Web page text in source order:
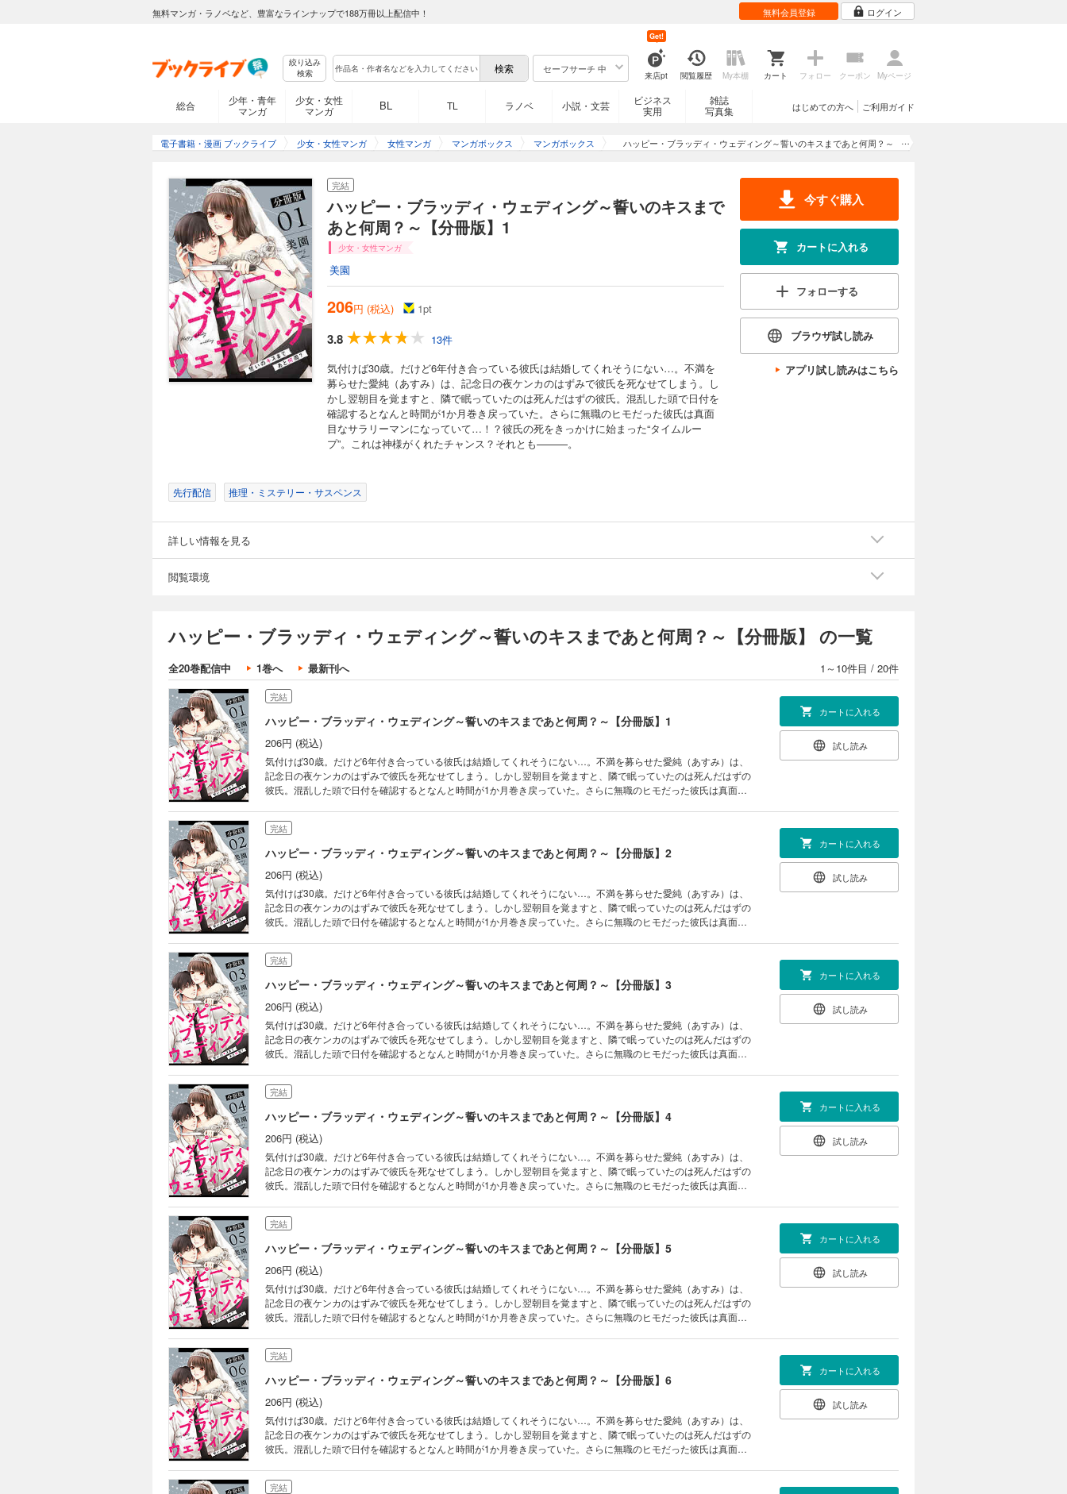
無料マンガ・ラノベなど、豊富なラインナップで188万冊以上配信中！ 無料会員登録 ログイン
絞り込み
検索
セーフサーチ 中
来店pt
Get!
閲覧履歴 My本棚 カート フォロー クーポン Myページ
総合
少年・青年
マンガ
少女・女性
マンガ
BL TL ラノベ 小説・文芸
ビジネス
実用
雑誌
写真集
ご利用ガイド
はじめての方へ
電子書籍・漫画 ブックライブ 少女・女性マンガ 女性マンガ マンガボックス マンガボックス
ハッピー・ブラッディ・ウェディング～誓いのキスまであと何周？～
完結
ハッピー・ブラッディ・ウェディング～誓いのキスまで
あと何周？～【分冊版】1
少女・女性マンガ
美園
206円 (税込) 1pt
3.8
13件
気付けば30歳。だけど6年付き合っている彼氏は結婚してくれそうにない…。不満を
募らせた愛純（あすみ）は、記念日の夜ケンカのはずみで彼氏を死なせてしまう。し
かし翌朝目を覚ますと、隣で眠っていたのは死んだはずの彼氏。混乱した頭で日付を
確認するとなんと時間が1か月巻き戻っていた。さらに無職のヒモだった彼氏は真面
目なサラリーマンになっていて…！？彼氏の死をきっかけに始まった“タイムルー
プ”。これは神様がくれたチャンス？それとも———。
今すぐ購入
カートに入れる
フォローする
ブラウザ試し読み
アプリ試し読みはこちら
先行配信 推理・ミステリー・サスペンス
詳しい情報を見る
閲覧環境
ハッピー・ブラッディ・ウェディング～誓いのキスまであと何周？～【分冊版】 の一覧
全20巻配信中 1巻へ 最新刊へ 1～10件目 / 20件
完結
ハッピー・ブラッディ・ウェディング～誓いのキスまであと何周？～【分冊版】1
206円 (税込)
気付けば30歳。だけど6年付き合っている彼氏は結婚してくれそうにない…。不満を募らせた愛純（あすみ）は、
記念日の夜ケンカのはずみで彼氏を死なせてしまう。しかし翌朝目を覚ますと、隣で眠っていたのは死んだはずの
彼氏。混乱した頭で日付を確認するとなんと時間が1か月巻き戻っていた。さらに無職のヒモだった彼氏は真面目
ス？それとも———。
カートに入れる
試し読み
完結
ハッピー・ブラッディ・ウェディング～誓いのキスまであと何周？～【分冊版】2
206円 (税込)
気付けば30歳。だけど6年付き合っている彼氏は結婚してくれそうにない…。不満を募らせた愛純（あすみ）は、
記念日の夜ケンカのはずみで彼氏を死なせてしまう。しかし翌朝目を覚ますと、隣で眠っていたのは死んだはずの
彼氏。混乱した頭で日付を確認するとなんと時間が1か月巻き戻っていた。さらに無職のヒモだった彼氏は真面目
ス？それとも———。
カートに入れる
試し読み
完結
ハッピー・ブラッディ・ウェディング～誓いのキスまであと何周？～【分冊版】3
206円 (税込)
気付けば30歳。だけど6年付き合っている彼氏は結婚してくれそうにない…。不満を募らせた愛純（あすみ）は、
記念日の夜ケンカのはずみで彼氏を死なせてしまう。しかし翌朝目を覚ますと、隣で眠っていたのは死んだはずの
彼氏。混乱した頭で日付を確認するとなんと時間が1か月巻き戻っていた。さらに無職のヒモだった彼氏は真面目
ス？それとも———。
カートに入れる
試し読み
完結
ハッピー・ブラッディ・ウェディング～誓いのキスまであと何周？～【分冊版】4
206円 (税込)
気付けば30歳。だけど6年付き合っている彼氏は結婚してくれそうにない…。不満を募らせた愛純（あすみ）は、
記念日の夜ケンカのはずみで彼氏を死なせてしまう。しかし翌朝目を覚ますと、隣で眠っていたのは死んだはずの
彼氏。混乱した頭で日付を確認するとなんと時間が1か月巻き戻っていた。さらに無職のヒモだった彼氏は真面目
ス？それとも———。
カートに入れる
試し読み
完結
ハッピー・ブラッディ・ウェディング～誓いのキスまであと何周？～【分冊版】5
206円 (税込)
気付けば30歳。だけど6年付き合っている彼氏は結婚してくれそうにない…。不満を募らせた愛純（あすみ）は、
記念日の夜ケンカのはずみで彼氏を死なせてしまう。しかし翌朝目を覚ますと、隣で眠っていたのは死んだはずの
彼氏。混乱した頭で日付を確認するとなんと時間が1か月巻き戻っていた。さらに無職のヒモだった彼氏は真面目
ス？それとも———。
カートに入れる
試し読み
完結
ハッピー・ブラッディ・ウェディング～誓いのキスまであと何周？～【分冊版】6
206円 (税込)
気付けば30歳。だけど6年付き合っている彼氏は結婚してくれそうにない…。不満を募らせた愛純（あすみ）は、
記念日の夜ケンカのはずみで彼氏を死なせてしまう。しかし翌朝目を覚ますと、隣で眠っていたのは死んだはずの
彼氏。混乱した頭で日付を確認するとなんと時間が1か月巻き戻っていた。さらに無職のヒモだった彼氏は真面目
ス？それとも―――。
カートに入れる
試し読み
完結